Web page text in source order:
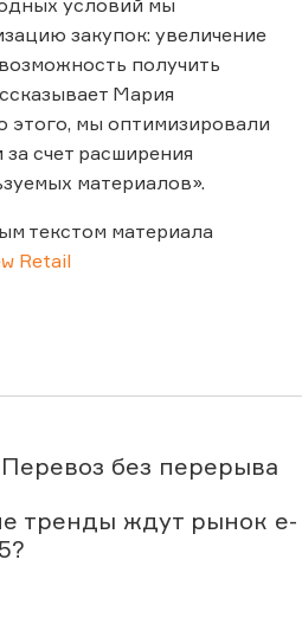
закупок: увеличение
получить
Мария
мы оптимизировали
счет расширения
материалов».
текстом материала
Retail
без перерыва
тренды ждут рынок e-